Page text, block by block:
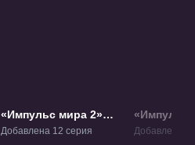
«Импульс мира 2»
ТВ-2
Добавлена 12 серия
«Импульс
ТВ-3
Добавлена